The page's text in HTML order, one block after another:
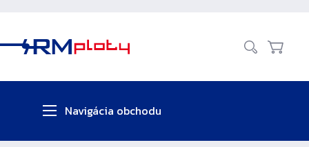
Vyhľadať
Košík
Navigácia obchodu